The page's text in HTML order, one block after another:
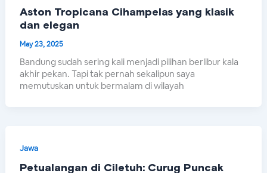
Aston Tropicana Cihampelas yang klasik
dan elegan
May 23, 2025
Bandung sudah sering kali menjadi pilihan berlibur kala
akhir pekan. Tapi tak pernah sekalipun saya
memutuskan untuk bermalam di wilayah
Jawa
Petualangan di Ciletuh: Curug Puncak